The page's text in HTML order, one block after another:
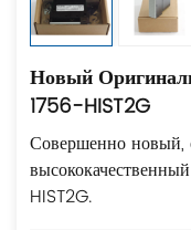
Новый
1756-HIST2G
Совершенно новый,
HIST2G.